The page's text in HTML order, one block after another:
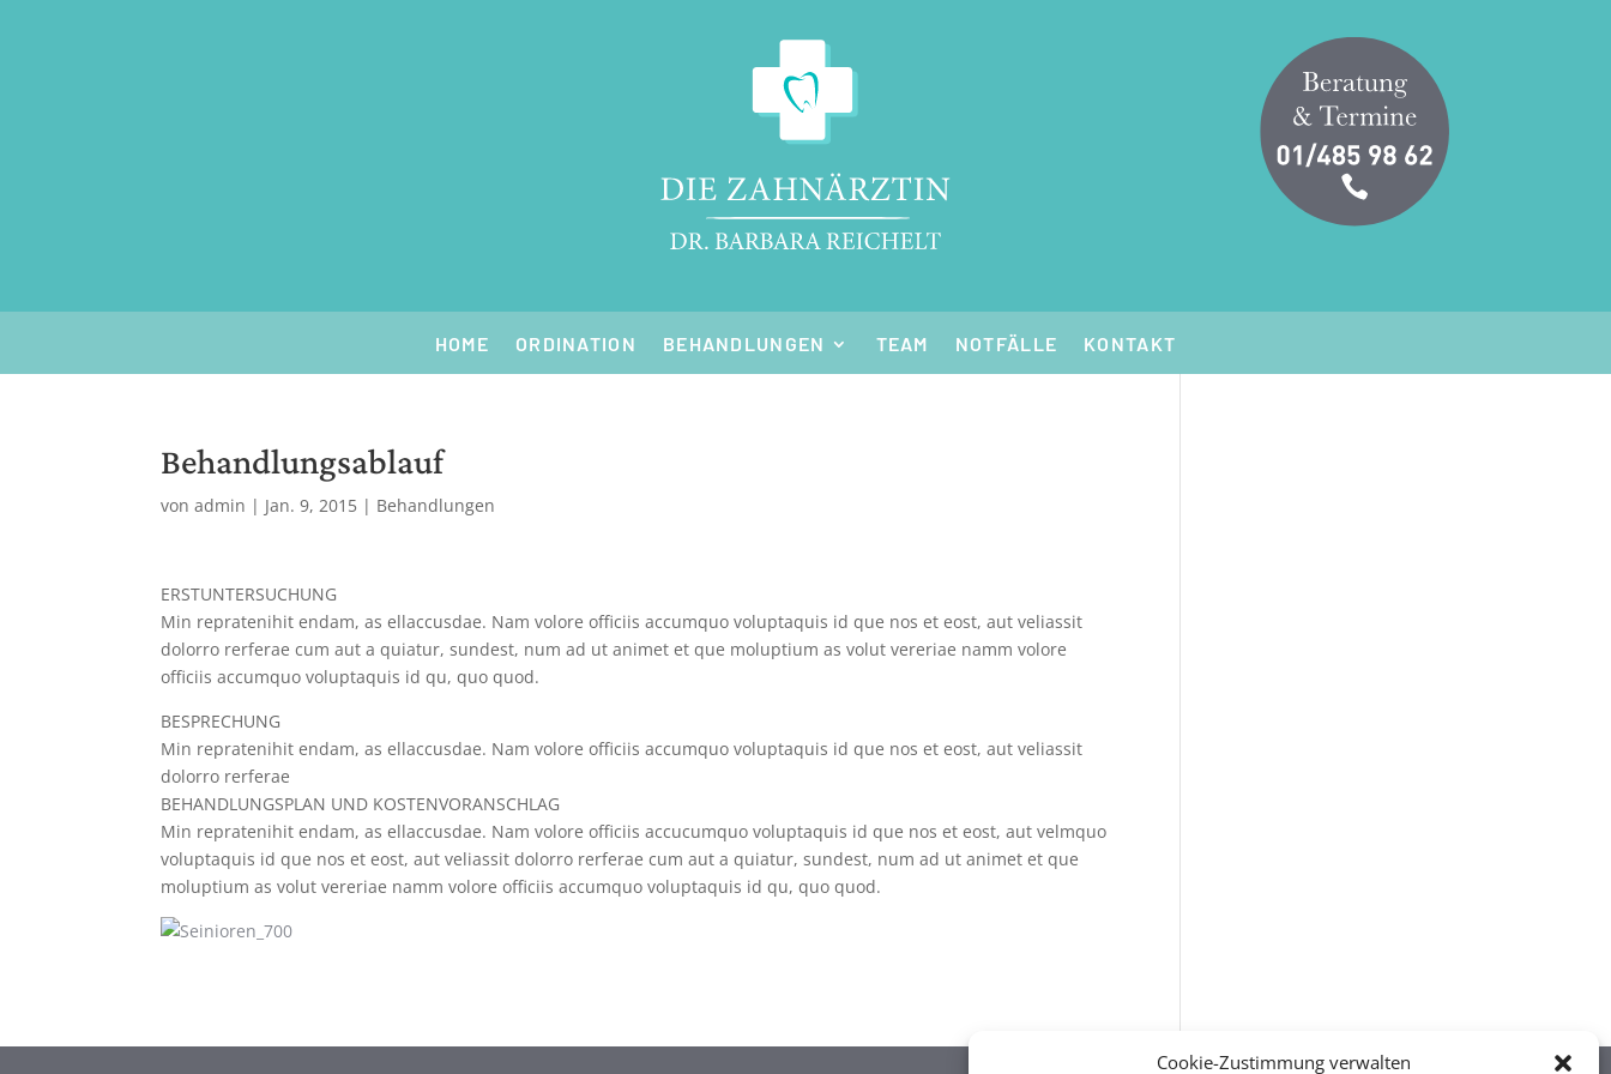
Cookie-Zustimmung verwalten
HOME ORDINATION BEHANDLUNGEN TEAM NOTFÄLLE KONTAKT
Behandlungsablauf
vonadmin | Jan. 9, 2015 | Behandlungen
ERSTUNTERSUCHUNG
Min repratenihit endam, as ellaccusdae. Nam volore officiis accumquo voluptaquis id que nos et eost, aut veliassit
dolorro rerferae cum aut a quiatur, sundest, num ad ut animet et que moluptium as volut vereriae namm volore
officiis accumquo voluptaquis id qu, quo quod.
BESPRECHUNG
Min repratenihit endam, as ellaccusdae. Nam volore officiis accumquo voluptaquis id que nos et eost, aut veliassit
dolorro rerferae
BEHANDLUNGSPLAN UND KOSTENVORANSCHLAG
Min repratenihit endam, as ellaccusdae. Nam volore officiis accucumquo voluptaquis id que nos et eost, aut velmquo
voluptaquis id que nos et eost, aut veliassit dolorro rerferae cum aut a quiatur, sundest, num ad ut animet et que
moluptium as volut vereriae namm volore officiis accumquo voluptaquis id qu, quo quod.